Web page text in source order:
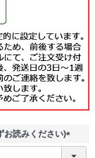
お読みください)
(